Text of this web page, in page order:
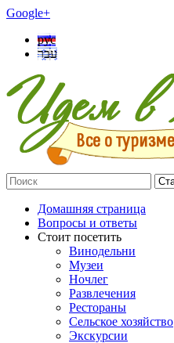
Google+
рус
עבר
Домашняя страница
Вопросы и ответы
Стоит посетить
Винодельни
Музеи
Ночлег
Развлечения
Рестораны
Сельское хозяйство
Экскурсии